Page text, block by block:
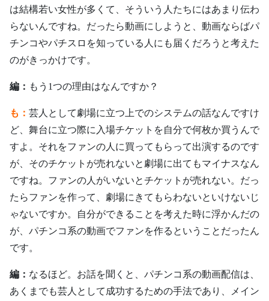
は結構若い女性が多くて、そういう人たちにはあまり伝わ
らないんですね。だったら動画にしようと、動画ならばパ
チンコやパチスロを知っている人にも届くだろうと考えた
のがきっかけです。
編： もう1つの理由はなんですか？
も： 芸人として劇場に立つ上でのシステムの話なんですけ
ど、舞台に立つ際に入場チケットを自分で何枚か買うんで
すよ。それをファンの人に買ってもらって出演するのです
が、そのチケットが売れないと劇場に出てもマイナスなん
ですね。ファンの人がいないとチケットが売れない。だっ
たらファンを作って、劇場にきてもらわないといけないじ
ゃないですか。自分ができることを考えた時に浮かんだの
が、パチンコ系の動画でファンを作るということだったん
です。
編： なるほど。お話を聞くと、パチンコ系の動画配信は、
あくまでも芸人として成功するための手法であり、メイン